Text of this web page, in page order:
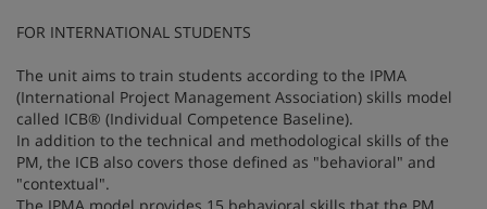
FOR INTERNATIONAL STUDENTS
The unit aims to train students according to the IPMA
(International Project Management Association) skills model
called ICB® (Individual Competence Baseline).
In addition to the technical and methodological skills of the
PM, the ICB also covers those defined as "behavioral" and
"contextual".